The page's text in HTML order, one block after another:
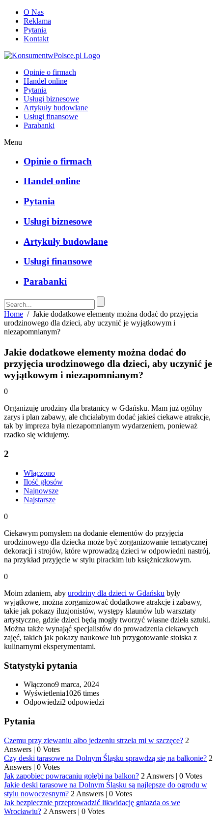
O Nas
Reklama
Pytania
Kontakt
Opinie o firmach
Handel online
Pytania
Usługi biznesowe
Artykuły budowlane
Usługi finansowe
Parabanki
Menu
Opinie o firmach
Handel online
Pytania
Usługi biznesowe
Artykuły budowlane
Usługi finansowe
Parabanki
Home / Jakie dodatkowe elementy można dodać do przyjęcia
urodzinowego dla dzieci, aby uczynić je wyjątkowym i
niezapomnianym?
Jakie dodatkowe elementy można dodać do
przyjęcia urodzinowego dla dzieci, aby uczynić je
wyjątkowym i niezapomnianym?
0
Organizuję urodziny dla bratanicy w Gdańsku. Mam już ogólny
zarys i plan zabawy, ale chciałabym dodać jakieś ciekawe atrakcje,
tak by impreza była niezapomnianym wydarzeniem, ponieważ
rzadko się widujemy.
2
Włączono
Ilość głosów
Najnowsze
Najstarsze
0
Ciekawym pomysłem na dodanie elementów do przyjęcia
urodzinowego dla dziecka może być zorganizowanie tematycznej
dekoracji i strojów, które wprowadzą dzieci w odpowiedni nastrój,
na przykład przyjęcie w stylu pirackim lub księżniczkowym.
0
Moim zdaniem, aby urodziny dla dzieci w Gdańsku były
wyjątkowe, można zorganizować dodatkowe atrakcje i zabawy,
takie jak pokazy iluzjonistów, występy klaunów lub warsztaty
artystyczne, gdzie dzieci będą mogły tworzyć własne dzieła sztuki.
Można także wynająć specjalistów do prowadzenia ciekawych
zajęć, takich jak pokazy naukowe lub przygotowanie stoiska z
kulinarnymi eksperymentami.
Statystyki pytania
Włączono9 marca, 2024
Wyświetlenia1026 times
Odpowiedzi2 odpowiedzi
Pytania
Czemu przy ziewaniu albo jedzeniu strzela mi w szczęce? 2
Answers | 0 Votes
Czy deski tarasowe na Dolnym Śląsku sprawdzą się na balkonie? 2
Answers | 0 Votes
Jak zapobiec powracaniu gołębi na balkon? 2 Answers | 0 Votes
Jakie deski tarasowe na Dolnym Śląsku są najlepsze do ogrodu w
stylu nowoczesnym? 2 Answers | 0 Votes
Jak bezpiecznie przeprowadzić likwidację gniazda os we
Wrocławiu? 2 Answers | 0 Votes